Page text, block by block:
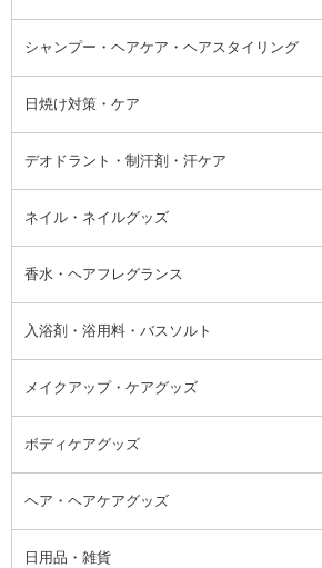
オールインワン化粧品 フェイス
フェイスオイル・バーム
ブースター・導入液
洗い流すパック・マスク
リップクリーム・リップケア
顔用マッサージ料
コンシーラー ファンデ
フェイスパウダー
まつげ美容液 つけまつげ
アイシャドウ
アイブロウ・眉マスカラ
チーク
ハイライト・シェーディング
ボディケア全て
ボディソ
けん
ボディケア
レッグ・フットケア
バストケア
ネイルケア
脱毛・除毛ケア
シャンプー・ヘアケア・ヘアスタイリング
シャンプー・ヘアケア・ヘアスタ
イリング全て
洗い流さないトリートメント
ヘアスタイリング剤
頭皮ケア・育毛剤
その他シャンプー・ヘアケア・ヘ
アスタイリング
日焼け対策・ケア
日焼け対策・ケア全て
サンオイル・タンニング
その他日焼け対策・UVケア
デオドラント・制汗剤・汗ケア
デオドラント・制汗剤・汗ケア全
て
フット用デオドラント・制汗剤・
汗ケア
ネイル・ネイルグッズ
ネイル・ネイルグッズ全て
ジェルネイル
リムーバー・除光液
香水・ヘアフレグランス
香水・ヘアフレグランス全て
フレグランスミスト
その他香水・ヘアフレグランス
入浴剤・浴用料・バスソルト
入浴剤・浴用料・バスソルト全て
バスソルト
メイクアップ・ケアグッズ
メイクアップ・ケアグッズ全て
コットン・綿棒
洗顔グッズ
ボディケアグッズ
ボディケアグッズ全て
マッサージ・ボディケアグッズ
ヘア・ヘアケアグッズ
ヘア・ヘアケアグッズ全て
日用品・雑貨